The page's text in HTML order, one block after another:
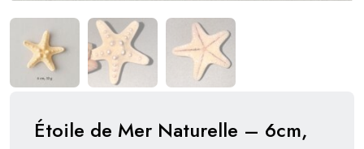
Étoile de Mer Naturelle – 6cm,